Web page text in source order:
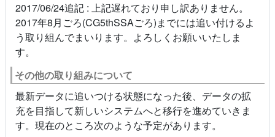
2017/06/24追記 : 上記遅れており申し訳ありません。
2017年8月ごろ(CG5thSSAごろ)までには追い付けるよ
う取り組んでまいります。よろしくお願いいたしま
す。
その他の取り組みについて
最新データに追いつける状態になった後、データの拡
充を目指して新しいシステムへと移行を進めていきま
す。現在のところ次のような予定があります。